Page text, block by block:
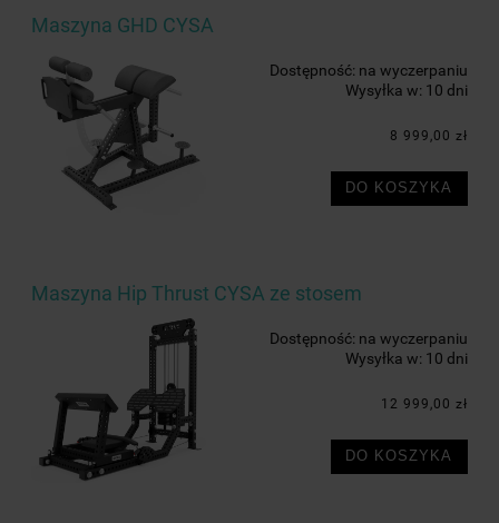
Maszyna GHD CYSA
Dostępność: na wyczerpaniu
Wysyłka w: 10 dni
8 999,00 zł
DO KOSZYKA
Maszyna Hip Thrust CYSA ze stosem
Dostępność: na wyczerpaniu
Wysyłka w: 10 dni
12 999,00 zł
DO KOSZYKA